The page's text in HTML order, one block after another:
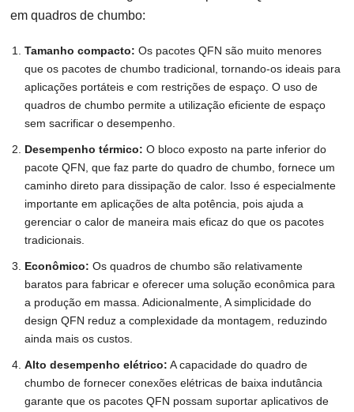
em quadros de chumbo:
Tamanho compacto: Os pacotes QFN são muito menores
que os pacotes de chumbo tradicional, tornando-os ideais para
aplicações portáteis e com restrições de espaço. O uso de
quadros de chumbo permite a utilização eficiente de espaço
sem sacrificar o desempenho.
Desempenho térmico: O bloco exposto na parte inferior do
pacote QFN, que faz parte do quadro de chumbo, fornece um
caminho direto para dissipação de calor. Isso é especialmente
importante em aplicações de alta potência, pois ajuda a
gerenciar o calor de maneira mais eficaz do que os pacotes
tradicionais.
Econômico: Os quadros de chumbo são relativamente
baratos para fabricar e oferecer uma solução econômica para
a produção em massa. Adicionalmente, A simplicidade do
design QFN reduz a complexidade da montagem, reduzindo
ainda mais os custos.
Alto desempenho elétrico: A capacidade do quadro de
chumbo de fornecer conexões elétricas de baixa indutância
garante que os pacotes QFN possam suportar aplicativos de